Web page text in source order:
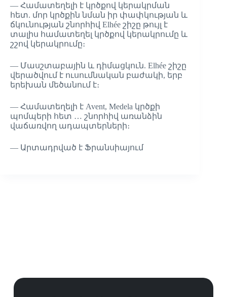
— Համատեղելի է կրծքով կերակրման
հետ. մոր կրծքին նման իր փափկության և
ճկունության շնորհիվ Elhée շիշը թույլ է
տալիս համատեղել կրծքով կերակրումը և
շշով կերակրումը։
— Մասշտաբային և դիմացկուն. Elhée շիշը
վերածվում է ուսումնական բաժակի, երբ
երեխան մեծանում է։
— Համատեղելի է Avent, Medela կրծքի
պոմպերի հետ … շնորհիվ առանձին
վաճառվող ադապտերների։
— Արտադրված է Ֆրանսիայում